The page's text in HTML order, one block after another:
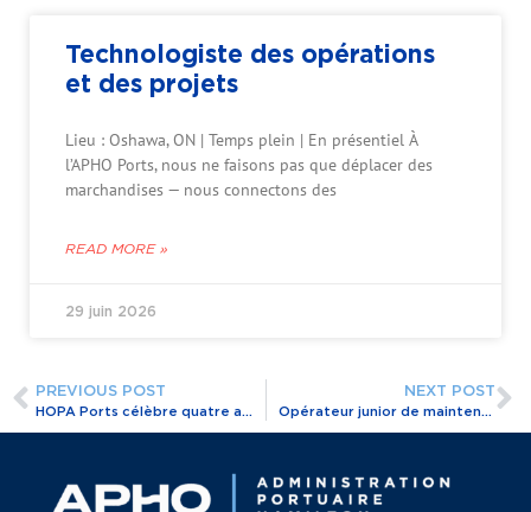
Technologiste des opérations
et des projets
Lieu : Oshawa, ON | Temps plein | En présentiel À
l’APHO Ports, nous ne faisons pas que déplacer des
marchandises — nous connectons des
READ MORE »
29 juin 2026
PREVIOUS POST
HOPA Ports célèbre quatre années consécutives en tant que l’un des meilleurs employeurs de Hamilton-Niagara
NEXT POST
Opérateur junior de maintenance/équipement